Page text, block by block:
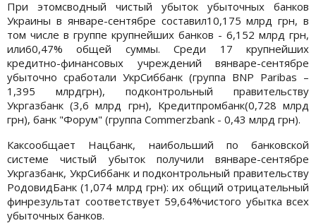
При этомсводный чистый убыток убыточных банков
Украины в январе-сентябре составил10,175 млрд грн, в
том числе в группе крупнейших банков - 6,152 млрд грн,
или60,47% общей суммы. Среди 17 крупнейших
кредитно-финансовых учреждений вянваре-сентябре
убыточно сработали УкрСиббанк (группа BNP Paribas –
1,395 млрдгрн), подконтрольный правительству
Укргазбанк (3,6 млрд грн), Кредитпромбанк(0,728 млрд
грн), банк "Форум" (группа Commerzbank - 0,43 млрд грн).
Каксообщает Нацбанк, наибольший по банковской
системе чистый убыток получили вянваре-сентябре
Укргазбанк, УкрСиббанк и подконтрольный правительству
РодовидБанк (1,074 млрд грн): их общий отрицательный
финрезультат соответствует 59,64%чистого убытка всех
убыточных банков.